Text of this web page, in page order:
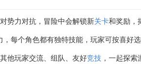
势力对抗，冒险中会解锁新关卡和奖励，
每个角色都有独特技能，玩家可按喜好
他玩家交流、组队、友好竞技 ，一起探索